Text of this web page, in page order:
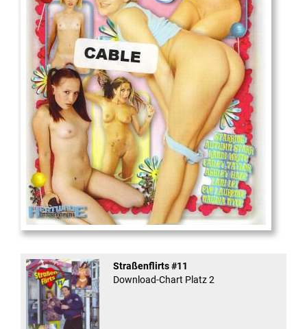
And Confused #8 - ...
Straßenflirts #11
Download-Chart Platz 2